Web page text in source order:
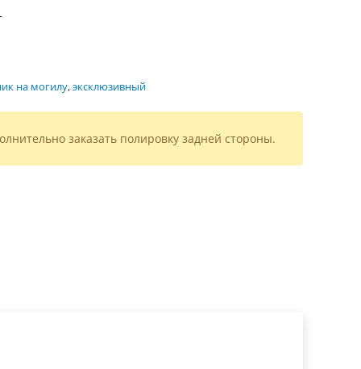
на могилу,эксклюзивный
заказать полировку задней стороны.